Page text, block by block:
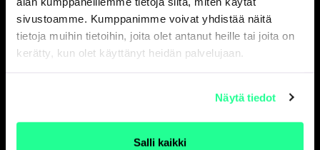
sivustoamme. Kumppanimme voivat yhdistää näitä
tietoja muihin tietoihin, joita olet antanut heille tai joita on
kerätty, kun olet käyttänyt heidän palvelujaan.
Näytä tiedot
Salli kaikki
sivu (Liiketoimea koskevat tiedot)
Finanssivalvonnan ohjeen mukaan.
Ilmoituksenkolmannella sivulla(Yhteenveto) näet
täyttämäsi ilmoituksen sekä XML-muotoisena että
tiivisteenä. Lomakkeen tiedot tai lomake pdf-
muodossa on lähetettävä myös sähköpostitse
liiketoimenilmoitus (at)